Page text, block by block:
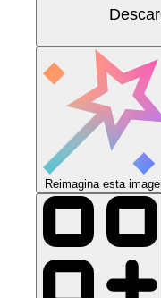
Reimagina esta